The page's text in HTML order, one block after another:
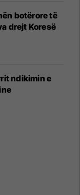
botërore të
drejt Koresë
ndikimin e